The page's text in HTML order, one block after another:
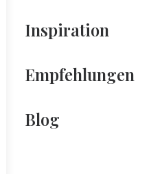
Inspiration
Empfehlungen
Blog